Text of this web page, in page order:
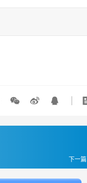
下一篇